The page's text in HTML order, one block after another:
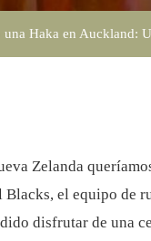
una Haka en Auckland:
Zelanda
el equipo de
disfrutar de una